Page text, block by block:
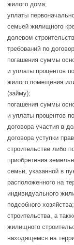
жилого дома;
уплаты
семьей жилищного
долевом
требований по
погашения суммы
и уплаты процентов
жилого помещения
(займу);
погашения суммы
и уплаты процентов
договора участия в
договора уступки
строительстве либо
приобретения
семьи, указанной в
расположенного на
индивидуального
подсобного хозяйства;
строительства, а
жилищного
находящемся на